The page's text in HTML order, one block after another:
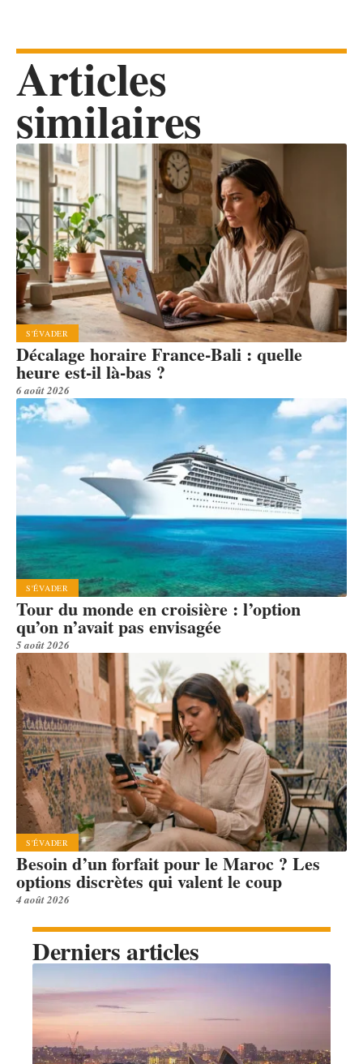
Articles
similaires
S'ÉVADER
Décalage horaire France-Bali : quelle
heure est-il là-bas ?
6 août 2026
S'ÉVADER
Tour du monde en croisière : l’option
qu’on n’avait pas envisagée
5 août 2026
S'ÉVADER
Besoin d’un forfait pour le Maroc ? Les
options discrètes qui valent le coup
4 août 2026
Derniers articles